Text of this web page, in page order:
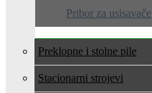
Pribor za usisavače
Preklopne i stolne pile
Stacionarni strojevi